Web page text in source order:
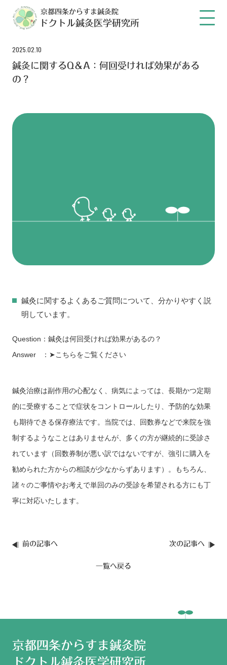
京都四条からすま鍼灸院
ドクトル鍼灸医学研究所
2025.02.10
鍼灸に関するQ＆A：何回受ければ効果がある
の？
鍼灸に関するよくあるご質問について、分かりやすく説
明しています。
Question：鍼灸は何回受ければ効果があるの？
Answer ： ➤こちらをご覧ください
鍼灸治療は副作用の心配なく、病気によっては、長期かつ定期
的に受療することで症状をコントロールしたり、予防的な効果
も期待できる保存療法です。当院では、回数券などで来院を強
制するようなことはありませんが、多くの方が継続的に受診さ
れています（回数券制が悪い訳ではないですが、強引に購入を
勧められた方からの相談が少なからずあります）。もちろん、
諸々のご事情やお考えで単回のみの受診を希望される方にも丁
寧に対応いたします。
前の記事へ 次の記事へ
一覧へ戻る
京都四条からすま鍼灸院
ドクトル鍼灸医学研究所